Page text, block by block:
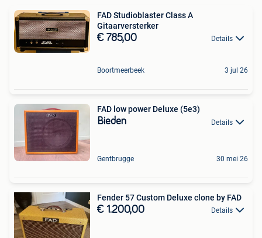
FAD Studioblaster Class A
Gitaarversterker
€ 785,00 Details
Boortmeerbeek 3 jul 26
FAD low power Deluxe (5e3)
Bieden Details
Gentbrugge 30 mei 26
Fender 57 Custom Deluxe clone by FAD
€ 1.200,00 Details